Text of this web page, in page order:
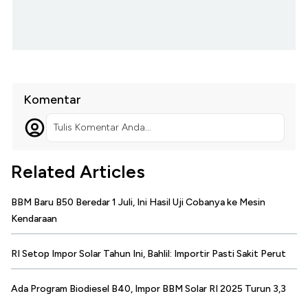
Komentar
Tulis Komentar Anda...
Related Articles
BBM Baru B50 Beredar 1 Juli, Ini Hasil Uji Cobanya ke Mesin
Kendaraan
RI Setop Impor Solar Tahun Ini, Bahlil: Importir Pasti Sakit Perut
Ada Program Biodiesel B40, Impor BBM Solar RI 2025 Turun 3,3